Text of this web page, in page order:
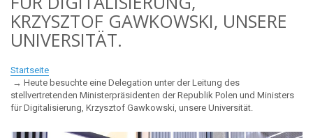
KRZYSZTOF GAWKOWSKI, UNSERE
UNIVERSITÄT.
Startseite
Heute besuchte eine Delegation unter der Leitung des
stellvertretenden Ministerpräsidenten der Republik Polen und Ministers
für Digitalisierung, Krzysztof Gawkowski, unsere Universität.